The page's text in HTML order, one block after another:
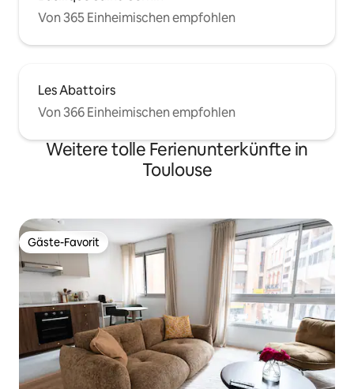
Von 365 Einheimischen empfohlen
Les Abattoirs
Von 366 Einheimischen empfohlen
Weitere tolle Ferienunterkünfte in
Toulouse
Gäste-Favorit
Gäste-Favorit